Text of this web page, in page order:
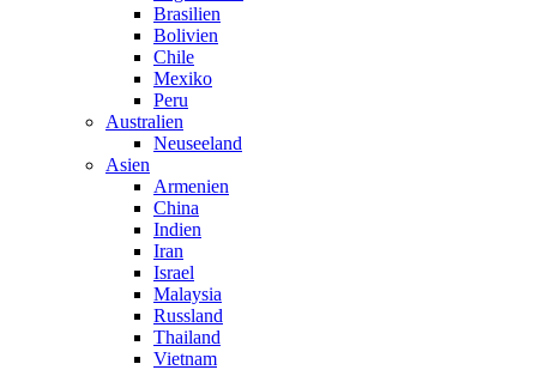
Brasilien
Bolivien
Chile
Mexiko
Peru
Australien
Neuseeland
Asien
Armenien
China
Indien
Iran
Israel
Malaysia
Russland
Thailand
Vietnam